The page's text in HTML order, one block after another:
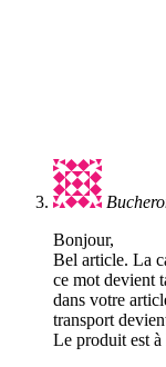
Bonjour,
Bel article. La
ce mot devient
dans votre
transport
Le produit est à